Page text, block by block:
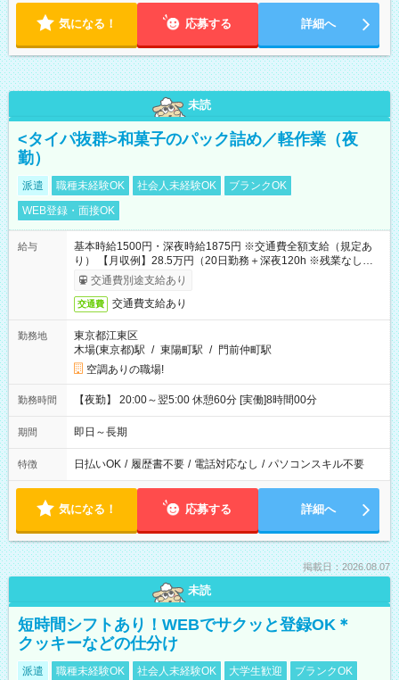
気になる！ 応募する 詳細へ
未読
<タイパ抜群>和菓子のパック詰め／軽作業（夜
勤）
派遣 職種未経験OK 社会人未経験OK
ブランクOK
WEB登録・面接OK
給与
基本時給1500円・深夜時給1875円 ※交通費全額支給（規定あ
り） 【月収例】28.5万円（20日勤務＋深夜120h ※残業なしの場
合）交通費別途支給あり
交通費 交通費支給あり
勤務地
東京都江東区
木場(東京都)駅 / 東陽町駅 / 門前仲町駅
空調ありの職場!
勤務時間 【夜勤】 20:00～翌5:00 休憩60分 [実働]8時間00分
期間 即日～長期
特徴 日払いOK / 履歴書不要 / 電話対応なし / パソコンスキル不要
気になる！ 応募する 詳細へ
掲載日：2026.08.07
未読
短時間シフトあり！WEBでサクッと登録OK＊
クッキーなどの仕分け
派遣 職種未経験OK 社会人未経験OK 大学生歓迎
ブランクOK